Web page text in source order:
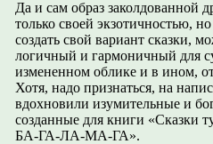
Да и сам образ заколдованной
только своей экзотичностью,
создать свой вариант сказки,
логичный и гармоничный для
измененном облике и в ином,
Хотя, надо признаться, на
вдохновили изумительные и
созданные для книги «Сказки
БА-ГА-ЛА-МА-ГА».